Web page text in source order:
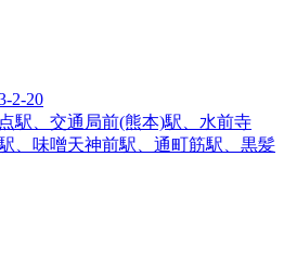
2-20
駅、交通局前(熊本)駅、水前寺
、味噌天神前駅、通町筋駅、黒髪